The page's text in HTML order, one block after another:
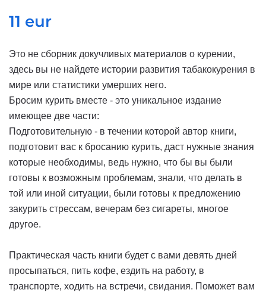
11 eur
Это не сборник докучливых материалов о курении,
здесь вы не найдете истории развития табакокурения в
мире или статистики умерших него.
Бросим курить вместе - это уникальное издание
имеющее две части:
Подготовительную - в течении которой автор книги,
подготовит вас к бросанию курить, даст нужные знания
которые необходимы, ведь нужно, что бы вы были
готовы к возможным проблемам, знали, что делать в
той или иной ситуации, были готовы к предложению
закурить стрессам, вечерам без сигареты, многое
другое.
Практическая часть книги будет с вами девять дней
просыпаться, пить кофе, ездить на работу, в
транспорте, ходить на встречи, свидания. Поможет вам